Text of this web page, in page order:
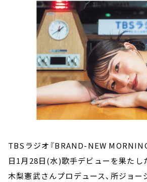
TBSラジオ『BRAND-NEW
日1月28日(水)歌手デビューを果たし
木梨憲武さんプロデュース、所ジョ